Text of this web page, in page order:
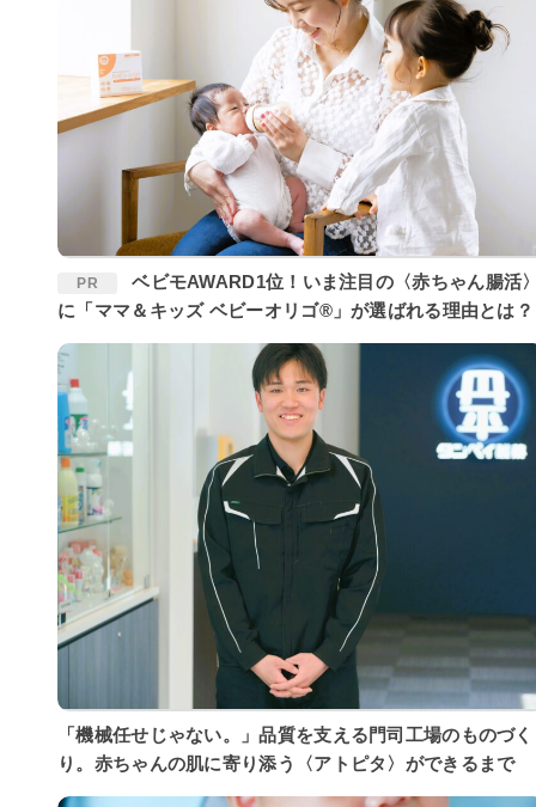
PR
ベビモAWARD1位！いま注目の〈赤ちゃん腸活〉
に「ママ＆キッズ ベビーオリゴ®」が選ばれる理由とは？
「機械任せじゃない。」品質を支える門司工場のものづく
り。赤ちゃんの肌に寄り添う〈アトピタ〉ができるまで